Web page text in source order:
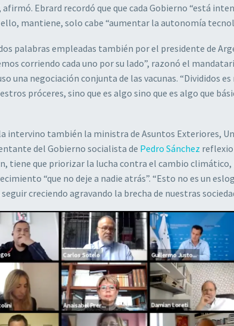
afirmó. Ebrard recordó que que cada Gobierno “está
mantiene, solo cabe “aumentar la autonomía
palabras empleadas también por el presidente de
corriendo cada uno por su lado”, razonó el
una negociación conjunta de las vacunas. “Divididos es
próceres, sino que es algo sino que es algo que
intervino también la ministra de Asuntos Exteriores,
del Gobierno socialista de Pedro Sánchez
tiene que priorizar la lucha contra el cambio
“que no deje a nadie atrás”. “Esto no es un
creciendo agravando la brecha de nuestras